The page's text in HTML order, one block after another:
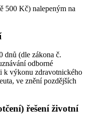
500 Kč) nalepeným na
dnů (dle zákona č.
odborné
k výkonu zdravotnického
ve znění pozdějších
řešení životní